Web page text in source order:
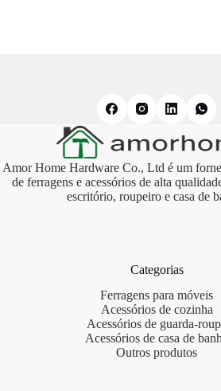
Amor Home Hardware Co., Ltd é um
de ferragens e acessórios de alta
escritório, roupeiro e casa de
Categorias
Ferragens para móveis
Acessórios de cozinha
Acessórios de guarda-
Acessórios de casa de
Outros produtos